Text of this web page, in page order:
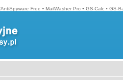
Free • MailWasher Pro • GS-Calc • GS-